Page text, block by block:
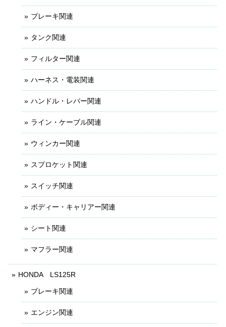
ブレーキ関連
タンク関連
フィルター関連
ハーネス・電装関連
ハンドル・レバー関連
ライン・ケーブル関連
ウィンカー関連
スプロケット関連
スイッチ関連
ボディー・キャリアー関連
シート関連
マフラー関連
HONDA LS125R
ブレーキ関連
エンジン関連